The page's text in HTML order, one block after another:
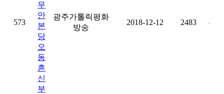
573
무
안
본
당
오
동
흔
신
부
광주가톨릭평화
방송
2018-12-12 2483 -